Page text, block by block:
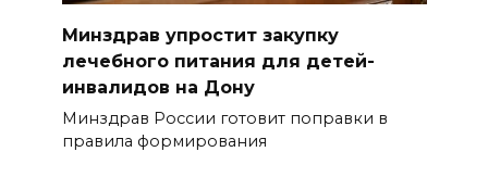
Минздрав упростит закупку
лечебного питания для детей-
инвалидов на Дону
Минздрав России готовит поправки в
правила формирования